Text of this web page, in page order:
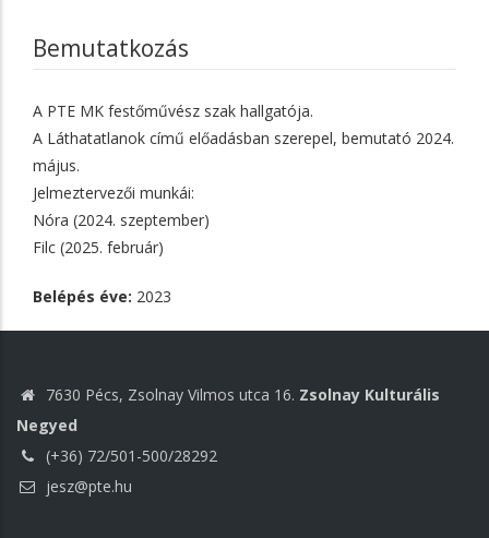
Bemutatkozás
A PTE MK festőművész szak hallgatója.
A Láthatatlanok című előadásban szerepel, bemutató 2024.
május.
Jelmeztervezői munkái:
Nóra (2024. szeptember)
Filc (2025. február)
Belépés éve: 2023
7630 Pécs, Zsolnay Vilmos utca 16. Zsolnay Kulturális
Negyed
(+36) 72/501-500/28292
jesz@pte.hu